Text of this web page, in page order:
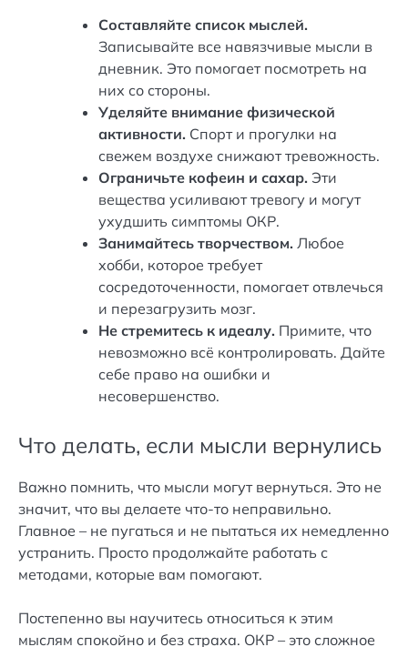
Составляйте список мыслей.
Записывайте все навязчивые мысли в
дневник. Это помогает посмотреть на
них со стороны.
Уделяйте внимание физической
активности. Спорт и прогулки на
свежем воздухе снижают тревожность.
Ограничьте кофеин и сахар. Эти
вещества усиливают тревогу и могут
ухудшить симптомы ОКР.
Занимайтесь творчеством. Любое
хобби, которое требует
сосредоточенности, помогает отвлечься
и перезагрузить мозг.
Не стремитесь к идеалу. Примите, что
невозможно всё контролировать. Дайте
себе право на ошибки и
несовершенство.
Что делать, если мысли вернулись
Важно помнить, что мысли могут вернуться. Это не
значит, что вы делаете что-то неправильно.
Главное – не пугаться и не пытаться их немедленно
устранить. Просто продолжайте работать с
методами, которые вам помогают.
Постепенно вы научитесь относиться к этим
мыслям спокойно и без страха. ОКР – это сложное